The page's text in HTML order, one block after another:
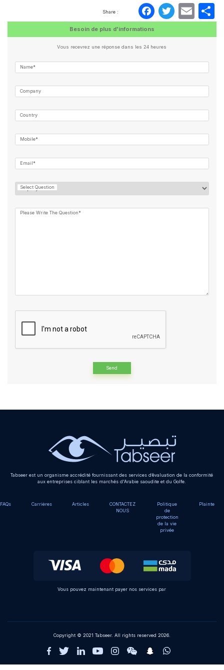
Share :
Besoin de plus d'informations
Vous recevrez une réponse dans les 24 heures
Name*
Company
Country
Mobile*
Email*
Select Question
Please Write The Question*
Tabseer est un organisme accrédité fournissant des services d’évaluation de la conformité
aux entreprises ciblant les marchés d'Arabie saoudite et du Golfe.
FAQs Carrières Articles
CONTACTEZ
NOUS
Politique
de
protection
de la vie
privée
Plainte
Vous pouvez maintenant payer nos services par
Copyright © 2021 Tabseer. All rights reserved 2026.